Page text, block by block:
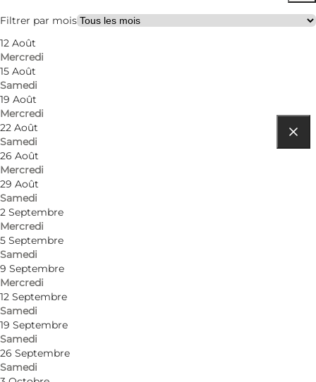
Filtrer par mois
12 Août
Mercredi
15 Août
Samedi
19 Août
Mercredi
22 Août
Samedi
26 Août
Mercredi
29 Août
Samedi
2 Septembre
Mercredi
5 Septembre
Samedi
9 Septembre
Mercredi
12 Septembre
Samedi
19 Septembre
Samedi
26 Septembre
Samedi
SæbeRiget
6857 Blåvand